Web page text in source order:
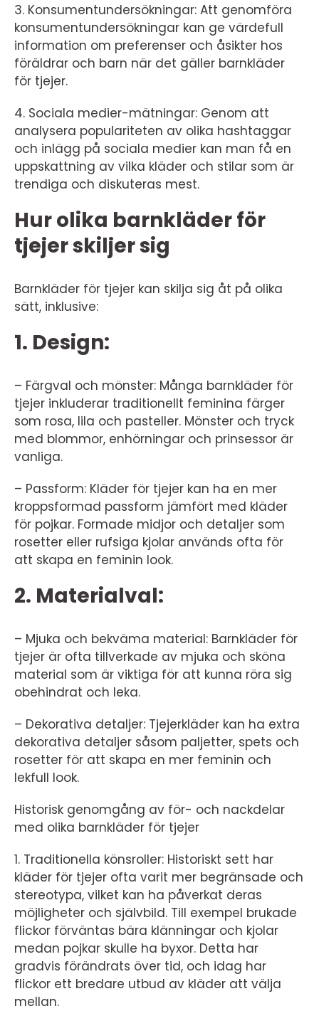
3. Konsumentundersökningar: Att genomföra
konsumentundersökningar kan ge värdefull
information om preferenser och åsikter hos
föräldrar och barn när det gäller barnkläder
för tjejer.
4. Sociala medier-mätningar: Genom att
analysera populariteten av olika hashtaggar
och inlägg på sociala medier kan man få en
uppskattning av vilka kläder och stilar som är
trendiga och diskuteras mest.
Hur olika barnkläder för
tjejer skiljer sig
Barnkläder för tjejer kan skilja sig åt på olika
sätt, inklusive:
1. Design:
– Färgval och mönster: Många barnkläder för
tjejer inkluderar traditionellt feminina färger
som rosa, lila och pasteller. Mönster och tryck
med blommor, enhörningar och prinsessor är
vanliga.
– Passform: Kläder för tjejer kan ha en mer
kroppsformad passform jämfört med kläder
för pojkar. Formade midjor och detaljer som
rosetter eller rufsiga kjolar används ofta för
att skapa en feminin look.
2. Materialval:
– Mjuka och bekväma material: Barnkläder för
tjejer är ofta tillverkade av mjuka och sköna
material som är viktiga för att kunna röra sig
obehindrat och leka.
– Dekorativa detaljer: Tjejerkläder kan ha extra
dekorativa detaljer såsom paljetter, spets och
rosetter för att skapa en mer feminin och
lekfull look.
Historisk genomgång av för- och nackdelar
med olika barnkläder för tjejer
1. Traditionella könsroller: Historiskt sett har
kläder för tjejer ofta varit mer begränsade och
stereotypa, vilket kan ha påverkat deras
möjligheter och självbild. Till exempel brukade
flickor förväntas bära klänningar och kjolar
medan pojkar skulle ha byxor. Detta har
gradvis förändrats över tid, och idag har
flickor ett bredare utbud av kläder att välja
mellan.